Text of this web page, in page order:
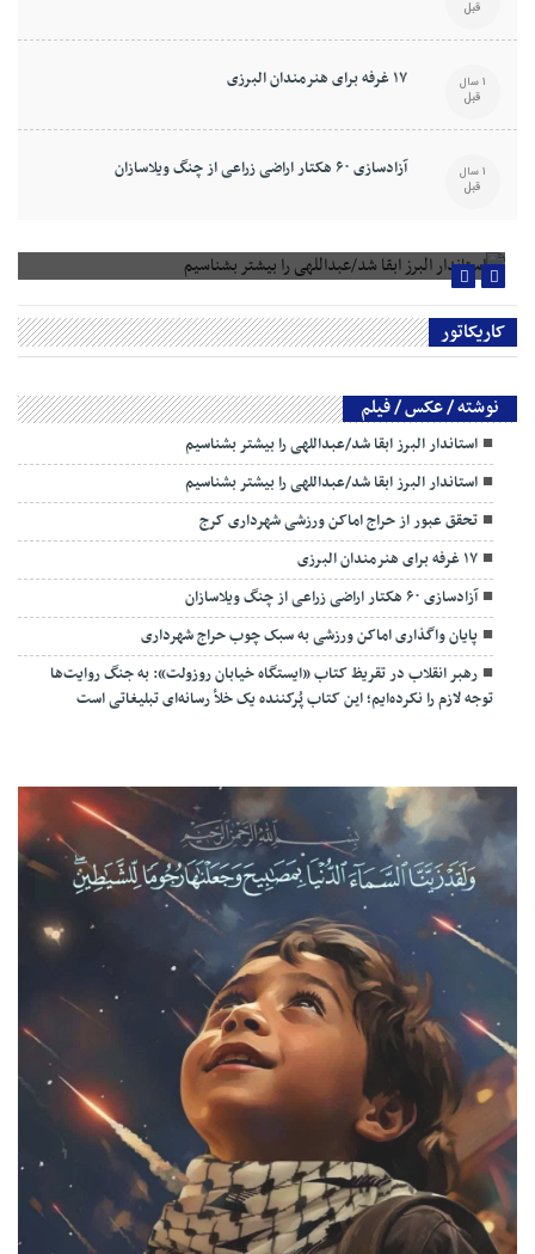
قبل
۱۷ غرفه برای هنرمندان البرزی 1 سال
قبل
آزادسازی ۶۰ هکتار اراضی زراعی از چنگ ویلاسازان 1 سال
قبل
کاریکاتور
نوشته / عکس / فیلم
استاندار البرز ابقا شد/عبداللهی را بیشتر بشناسیم
استاندار البرز ابقا شد/عبداللهی را بیشتر بشناسیم
تحقق عبور از حراج اماکن ورزشی شهرداری کرج
۱۷ غرفه برای هنرمندان البرزی
آزادسازی ۶۰ هکتار اراضی زراعی از چنگ ویلاسازان
پایان واگذاری اماکن ورزشی به سبک چوب حراج شهرداری
رهبر انقلاب در تقریظ کتاب «ایستگاه خیابان روزولت»: به جنگ روایت‌ها
توجه لازم را نکرده‌ایم؛ این کتاب پُرکننده‌ یک خلأ رسانه‌ای تبلیغاتی است